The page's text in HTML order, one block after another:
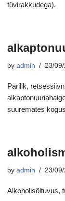
tüvirakkudega).
by admin 23/
Pärilik,
suuremates
by admin 23/
Alkoholisõltuvus,